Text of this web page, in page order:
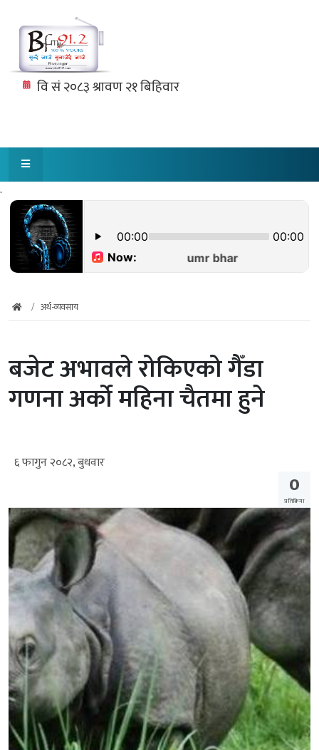
.
अर्थ-व्यवसाय
बजेट अभावले रोकिएको गैँडा
गणना अर्को महिना चैतमा हुने
६ फागुन २०८२, बुधवार
0
प्रतिक्रिया